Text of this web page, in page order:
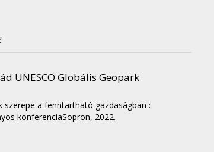
UNESCO Globális Geopark
szerepe a fenntartható gazdaságban :
konferenciaSopron, 2022.